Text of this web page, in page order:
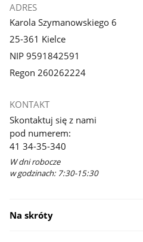
ADRES
Karola Szymanowskiego 6
25-361 Kielce
NIP 9591842591
Regon 260262224
KONTAKT
Skontaktuj się z nami
pod numerem:
41 34-35-340
W dni robocze
w godzinach: 7:30-15:30
Na skróty